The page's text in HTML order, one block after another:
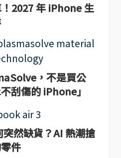
2027 年 iPhone 生
，不是買公
刮傷的 iPhone」
然缺貨？AI 熱潮搶
件